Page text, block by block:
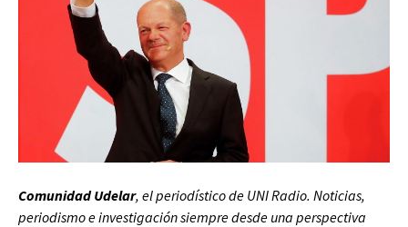
Comunidad Udelar, el periodístico de UNI Radio. Noticias,
periodismo e investigación siempre desde una perspectiva